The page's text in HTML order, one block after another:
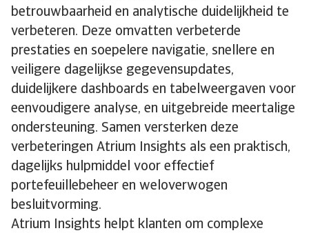
betrouwbaarheid en analytische duidelijkheid te
verbeteren. Deze omvatten verbeterde
prestaties en soepelere navigatie, snellere en
veiligere dagelijkse gegevensupdates,
duidelijkere dashboards en tabelweergaven voor
eenvoudigere analyse, en uitgebreide meertalige
ondersteuning. Samen versterken deze
verbeteringen Atrium Insights als een praktisch,
dagelijks hulpmiddel voor effectief
portefeuillebeheer en weloverwogen
besluitvorming.
Atrium Insights helpt klanten om complexe